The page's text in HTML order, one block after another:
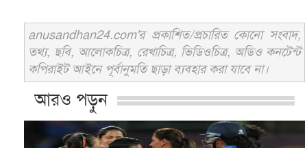
anusandhan24.com'র প্রকাশিত/প্রচারিত কোনো সংবাদ,
তথ্য, ছবি, আলোকচিত্র, রেখাচিত্র, ভিডিওচিত্র, অডিও কনটেন্ট
কপিরাইট আইনে পূর্বানুমতি ছাড়া ব্যবহার করা যাবে না।
আরও পড়ুন